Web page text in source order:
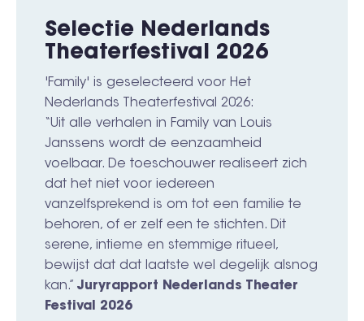
Selectie Nederlands
Theaterfestival 2026
'Family' is geselecteerd voor Het
Nederlands Theaterfestival 2026:
“Uit alle verhalen in Family van Louis
Janssens wordt de eenzaamheid
voelbaar. De toeschouwer realiseert zich
dat het niet voor iedereen
vanzelfsprekend is om tot een familie te
behoren, of er zelf een te stichten. Dit
serene, intieme en stemmige ritueel,
bewijst dat dat laatste wel degelijk alsnog
kan.” Juryrapport Nederlands Theater
Festival 2026